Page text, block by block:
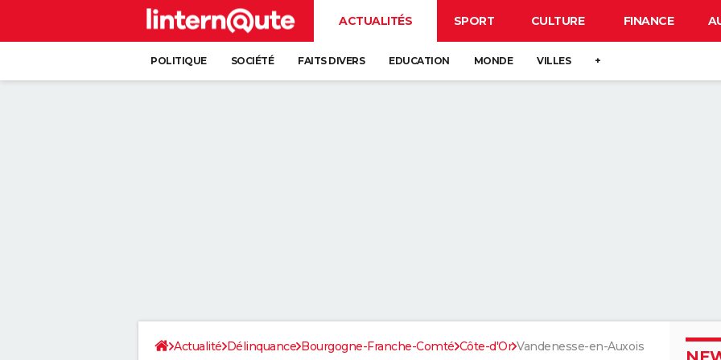
ACTUALITÉS SPORT CULTURE FINANCE
POLITIQUE SOCIÉTÉ FAITS DIVERS EDUCATION MONDE VILLES +
Actualité Délinquance Bourgogne-Franche-Comté Côte-d'Or Vandenesse-en-Auxois